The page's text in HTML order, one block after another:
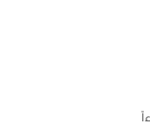
بناءاً